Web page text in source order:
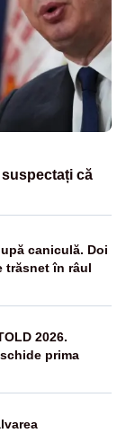
că
caniculă. Doi
trăsnet în râul
2026.
prima